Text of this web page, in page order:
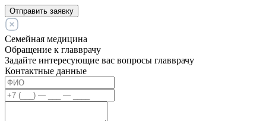
Отправить заявку
Семейная медицина
Обращение к главврачу
Задайте интересующие вас вопросы главврачу
Контактные данные